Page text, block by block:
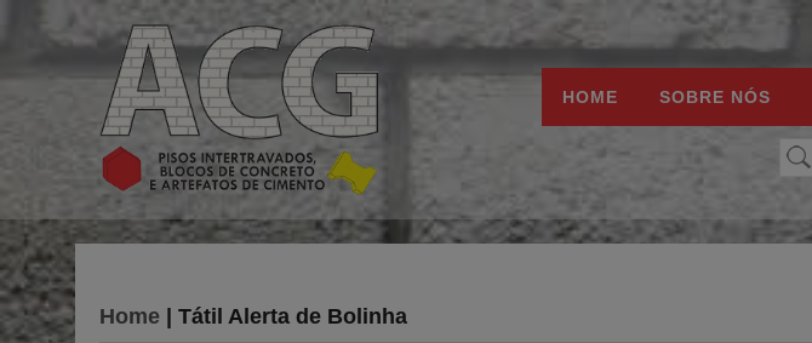
HOME SOBRE NÓS
Home | Tátil Alerta de Bolinha